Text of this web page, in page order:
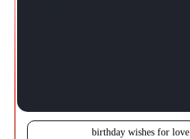
birthday wishes for love